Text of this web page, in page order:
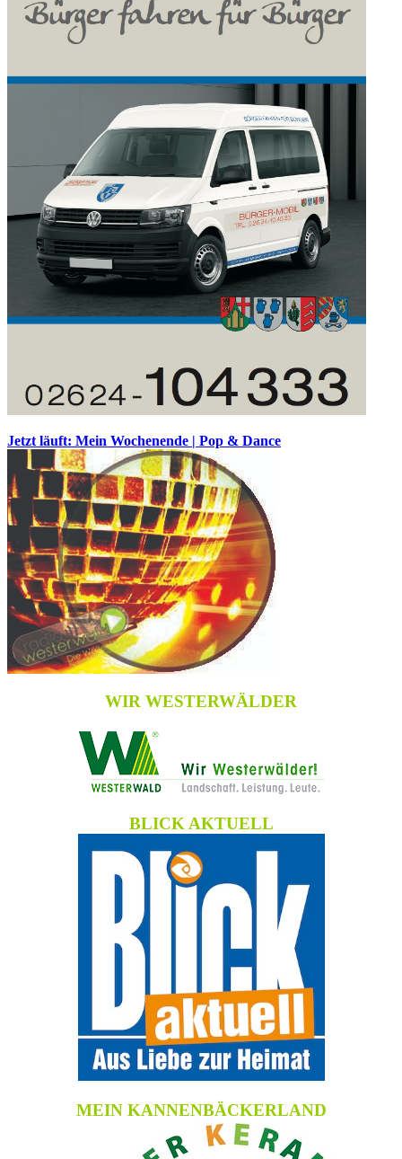
Jetzt läuft: Mein Wochenende | Pop & Dance
WIR WESTERWÄLDER
BLICK AKTUELL
MEIN KANNENBÄCKERLAND